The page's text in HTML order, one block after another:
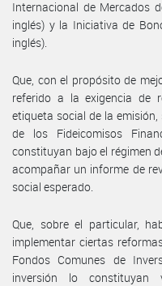
Internacional de Mercados
inglés) y la Iniciativa de
inglés).
Que, con el propósito de
referido a la exigencia de
etiqueta social de la
de los Fideicomisos
constituyan bajo el régimen
acompañar un informe de
social esperado.
Que, sobre el particular,
implementar ciertas
Fondos Comunes de
inversión lo constituyan